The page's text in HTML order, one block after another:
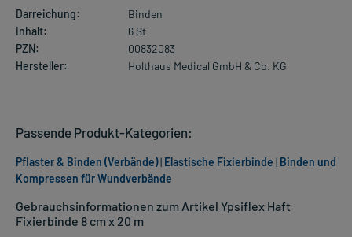
Darreichung:
Binden
Inhalt:
6 St
PZN:
00832083
Hersteller:
Holthaus Medical GmbH & Co. KG
Gebrauchsinformationen zum Artikel Ypsiflex Haft
Fixierbinde 8 cm x 20 m
Passende Produkt-Kategorien:
Pflaster & Binden (Verbände)| Elastische Fixierbinde | Binden und
Kompressen für Wundverbände